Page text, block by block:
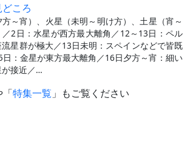
ころ
～宵）、火星（未明～明け方）、土星（宵～
／2日：水星が西方最大離角／12～13日：ペル
流星群が極大／13日未明：スペインなどで皆既
日：金星が東方最大離角／16日夕方～宵：細い
が接近／…
「特集一覧 」もご覧ください